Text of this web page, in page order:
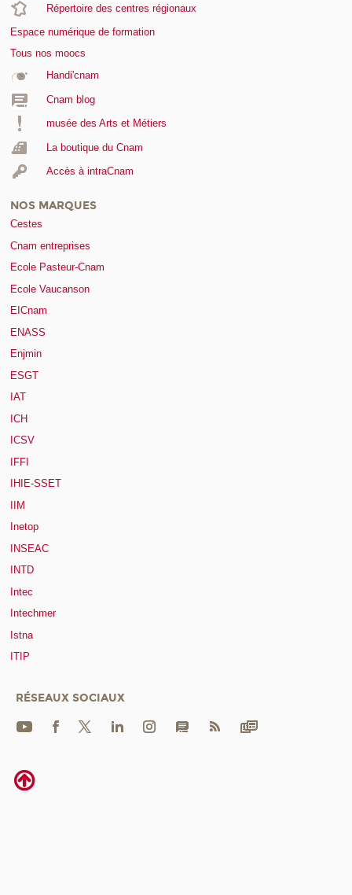
Répertoire des centres régionaux
Espace numérique de formation
Tous nos moocs
Handi'cnam
Cnam blog
musée des Arts et Métiers
La boutique du Cnam
Accès à intraCnam
NOS MARQUES
Cestes
Cnam entreprises
Ecole Pasteur-Cnam
Ecole Vaucanson
EICnam
ENASS
Enjmin
ESGT
IAT
ICH
ICSV
IFFI
IHIE-SSET
IIM
Inetop
INSEAC
INTD
Intec
Intechmer
Istna
ITIP
RÉSEAUX SOCIAUX